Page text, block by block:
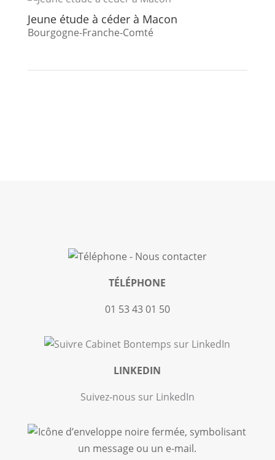
Jeune étude à céder à Macon
Bourgogne-Franche-Comté
TÉLÉPHONE
01 53 43 01 50
LINKEDIN
Suivez-nous sur LinkedIn